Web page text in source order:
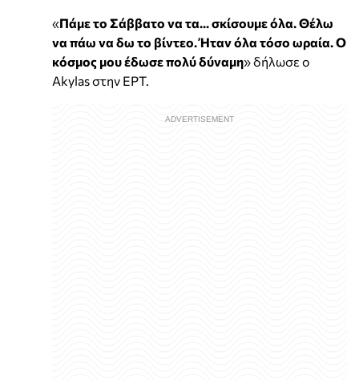
«Πάμε το Σάββατο να τα... σκίσουμε όλα. Θέλω
να πάω να δω το βίντεο. Ήταν όλα τόσο ωραία. Ο
κόσμος μου έδωσε πολύ δύναμη» δήλωσε ο
Akylas στην ΕΡΤ.